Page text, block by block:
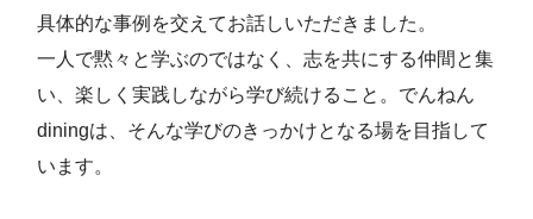
具体的な事例を交えてお話しいただきました。
一人で黙々と学ぶのではなく、志を共にする仲間と集
い、楽しく実践しながら学び続けること。でんねん
diningは、そんな学びのきっかけとなる場を目指して
います。